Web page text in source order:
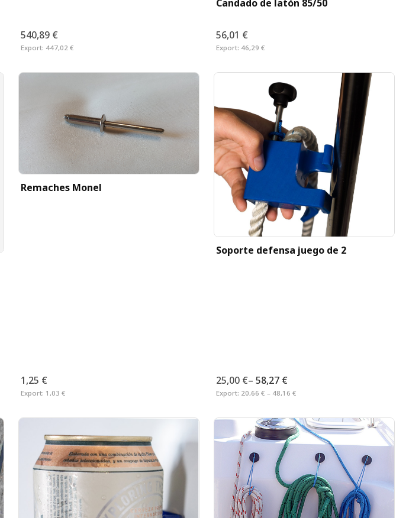
540,89 €
Export: 447,02 €
Candado de latón 85/50
56,01 €
Export: 46,29 €
Remaches Monel
1,25 €
Export: 1,03 €
Soporte defensa juego de 2
25,00 €– 58,27 €
Export: 20,66 € – 48,16 €